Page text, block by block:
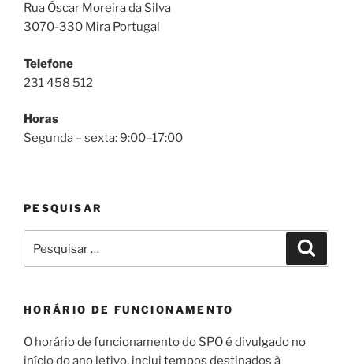
Rua Óscar Moreira da Silva
3070-330 Mira Portugal
Telefone
231 458 512
Horas
Segunda – sexta: 9:00–17:00
PESQUISAR
por:
HORÁRIO DE FUNCIONAMENTO
O horário de funcionamento do SPO é divulgado no
início do ano letivo, inclui tempos destinados à